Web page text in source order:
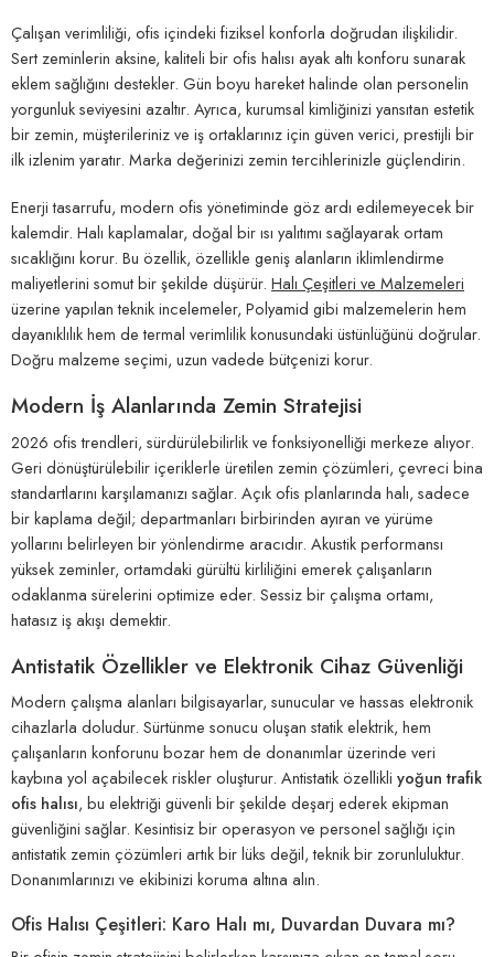
Çalışan verimliliği, ofis içindeki fiziksel konforla doğrudan ilişkilidir.
Sert zeminlerin aksine, kaliteli bir ofis halısı ayak altı konforu sunarak
eklem sağlığını destekler. Gün boyu hareket halinde olan personelin
yorgunluk seviyesini azaltır. Ayrıca, kurumsal kimliğinizi yansıtan estetik
bir zemin, müşterileriniz ve iş ortaklarınız için güven verici, prestijli bir
ilk izlenim yaratır. Marka değerinizi zemin tercihlerinizle güçlendirin.
Enerji tasarrufu, modern ofis yönetiminde göz ardı edilemeyecek bir
kalemdir. Halı kaplamalar, doğal bir ısı yalıtımı sağlayarak ortam
sıcaklığını korur. Bu özellik, özellikle geniş alanların iklimlendirme
maliyetlerini somut bir şekilde düşürür. Halı Çeşitleri ve Malzemeleri
üzerine yapılan teknik incelemeler, Polyamid gibi malzemelerin hem
dayanıklılık hem de termal verimlilik konusundaki üstünlüğünü doğrular.
Doğru malzeme seçimi, uzun vadede bütçenizi korur.
Modern İş Alanlarında Zemin Stratejisi
2026 ofis trendleri, sürdürülebilirlik ve fonksiyonelliği merkeze alıyor.
Geri dönüştürülebilir içeriklerle üretilen zemin çözümleri, çevreci bina
standartlarını karşılamanızı sağlar. Açık ofis planlarında halı, sadece
bir kaplama değil; departmanları birbirinden ayıran ve yürüme
yollarını belirleyen bir yönlendirme aracıdır. Akustik performansı
yüksek zeminler, ortamdaki gürültü kirliliğini emerek çalışanların
odaklanma sürelerini optimize eder. Sessiz bir çalışma ortamı,
hatasız iş akışı demektir.
Antistatik Özellikler ve Elektronik Cihaz Güvenliği
Modern çalışma alanları bilgisayarlar, sunucular ve hassas elektronik
cihazlarla doludur. Sürtünme sonucu oluşan statik elektrik, hem
çalışanların konforunu bozar hem de donanımlar üzerinde veri
kaybına yol açabilecek riskler oluşturur. Antistatik özellikli yoğun trafik
ofis halısı, bu elektriği güvenli bir şekilde deşarj ederek ekipman
güvenliğini sağlar. Kesintisiz bir operasyon ve personel sağlığı için
antistatik zemin çözümleri artık bir lüks değil, teknik bir zorunluluktur.
Donanımlarınızı ve ekibinizi koruma altına alın.
Ofis Halısı Çeşitleri: Karo Halı mı, Duvardan Duvara mı?